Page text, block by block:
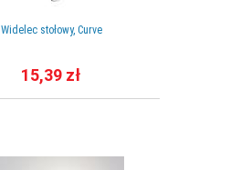
Widelec stołowy, Curve
15,39 zł